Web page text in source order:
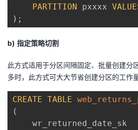
PARTITION pxxxx
) ;
b) 指定策略切割
此方式适用于分区间隔固定、批量创建分
多时，此方式可大大节省创建分区的工作
CREATE TABLE
(
wr_returned_date_sk